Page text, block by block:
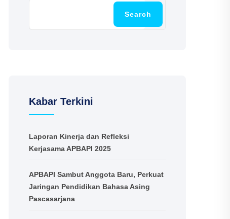
Search
Kabar Terkini
Laporan Kinerja dan Refleksi
Kerjasama APBAPI 2025
APBAPI Sambut Anggota Baru, Perkuat
Jaringan Pendidikan Bahasa Asing
Pascasarjana